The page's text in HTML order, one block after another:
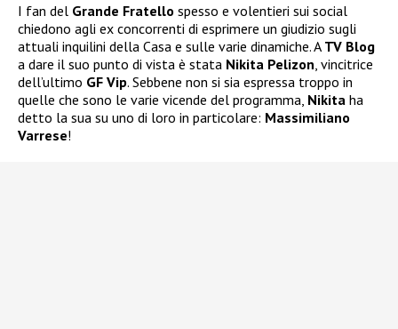
I fan del Grande Fratello spesso e volentieri sui social
chiedono agli ex concorrenti di esprimere un giudizio sugli
attuali inquilini della Casa e sulle varie dinamiche. A TV Blog
a dare il suo punto di vista è stata Nikita Pelizon , vincitrice
dell’ultimo GF Vip. Sebbene non si sia espressa troppo in
quelle che sono le varie vicende del programma, Nikita ha
detto la sua su uno di loro in particolare: Massimiliano
Varrese!